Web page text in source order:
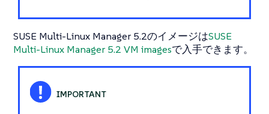
SUSE Multi-Linux Manager 5.2のイメージはSUSE
Multi-Linux Manager 5.2 VM imagesで入手できます。